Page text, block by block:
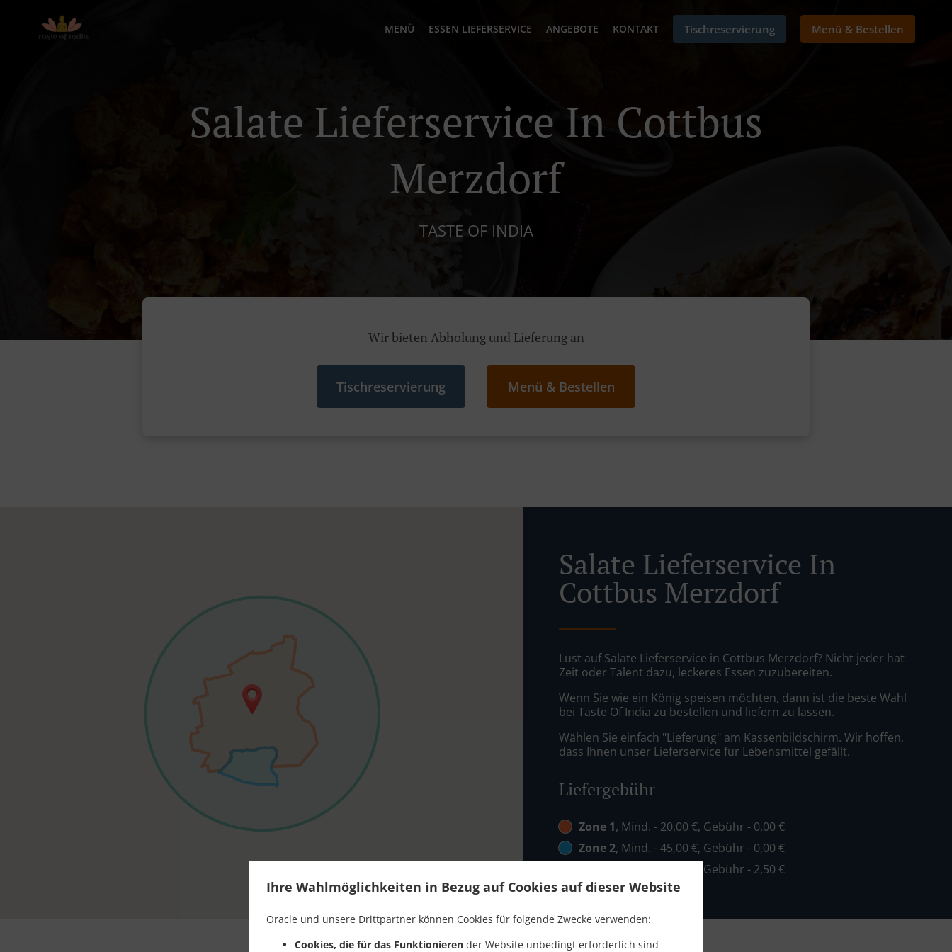
Ihre Wahlmöglichkeiten in Bezug auf Cookies auf dieser Website
Oracle und unsere Drittpartner können Cookies für folgende Zwecke verwenden:
Cookies, die für das Funktionieren der Website unbedingt erforderlich sind
MENÜ ESSEN LIEFERSERVICE ANGEBOTE KONTAKT Tischreservierung Menü & Bestellen
Salate Lieferservice In Cottbus
Merzdorf
TASTE OF INDIA
Wir bieten Abholung und Lieferung an
Tischreservierung Menü & Bestellen
Salate Lieferservice In
Cottbus Merzdorf
Lust auf Salate Lieferservice in Cottbus Merzdorf? Nicht jeder hat
Zeit oder Talent dazu, leckeres Essen zuzubereiten.
Wenn Sie wie ein König speisen möchten, dann ist die beste Wahl
bei Taste Of India zu bestellen und liefern zu lassen.
Wählen Sie einfach "Lieferung" am Kassenbildschirm. Wir hoffen,
dass Ihnen unser Lieferservice für Lebensmittel gefällt.
Liefergebühr
Zone 1, Mind. - 20,00 €, Gebühr - 0,00 €
Zone 2, Mind. - 45,00 €, Gebühr - 0,00 €
, Mind. - 45,00 €, Gebühr - 2,50 €